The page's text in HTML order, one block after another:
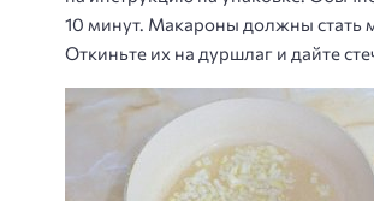
10 минут. Макароны должны стать
Откиньте их на дуршлаг и дайте